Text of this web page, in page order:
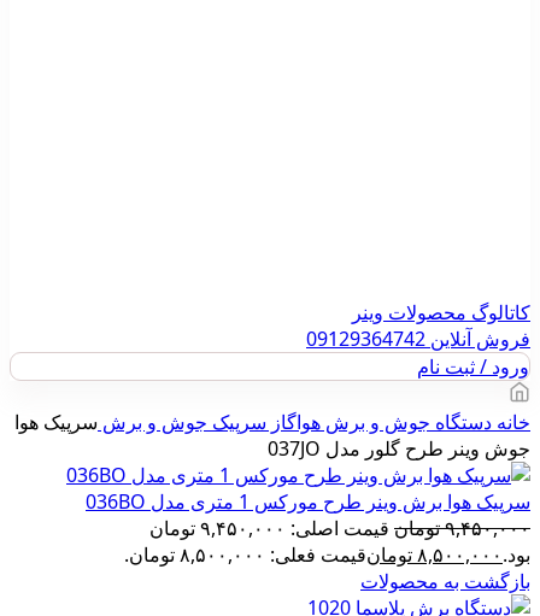
کاتالوگ محصولات وینر
فروش آنلاین 09129364742
ورود / ثبت نام
خانه دستگاه جوش و برش هواگاز سرپیک جوش و برش سرپیک هوا
جوش وینر طرح گلور مدل 037JO
سرپیک هوا برش وینر طرح مورکس 1 متری مدل 036BO
۹,۴۵۰,۰۰۰تومان
قیمت اصلی: ۹,۴۵۰,۰۰۰ تومان
بود.۸,۵۰۰,۰۰۰تومانقیمت فعلی: ۸,۵۰۰,۰۰۰ تومان.
بازگشت به محصولات